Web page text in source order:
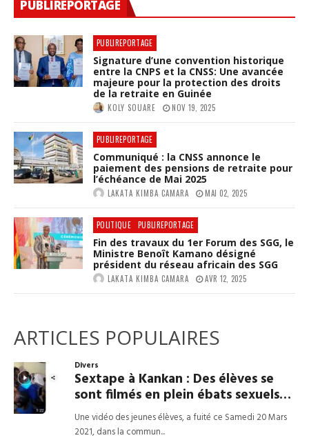
PUBLIREPORTAGE
PUBLIREPORTAGE
Signature d’une convention historique
entre la CNPS et la CNSS: Une avancée
majeure pour la protection des droits
de la retraite en Guinée
KOLY SOUARE NOV 19, 2025
PUBLIREPORTAGE
Communiqué : la CNSS annonce le
paiement des pensions de retraite pour
l’échéance de Mai 2025
LAKATA KIMBA CAMARA MAI 02, 2025
POLITIQUE PUBLIREPORTAGE
Fin des travaux du 1er Forum des SGG, le
Ministre Benoît Kamano désigné
président du réseau africain des SGG
LAKATA KIMBA CAMARA AVR 12, 2025
ARTICLES POPULAIRES